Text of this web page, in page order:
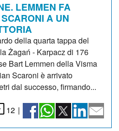
LEMMEN FA
A UN
della quarta tappa del
Żagań - Karpacz di 176
Bart Lemmen della Visma
Scaroni è arrivato
dal successo, firmando...
12 |